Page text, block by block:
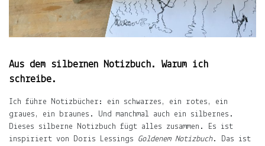
Über
Über
Leben
mit
Kind.
Aus dem silbernen Notizbuch. Warum ich
schreibe.
Ich führe Notizbücher: ein schwarzes, ein rotes, ein
graues, ein braunes. Und manchmal auch ein silbernes.
Dieses silberne Notizbuch fügt alles zusammen. Es ist
inspiriert von Doris Lessings Goldenem Notizbuch. Das ist